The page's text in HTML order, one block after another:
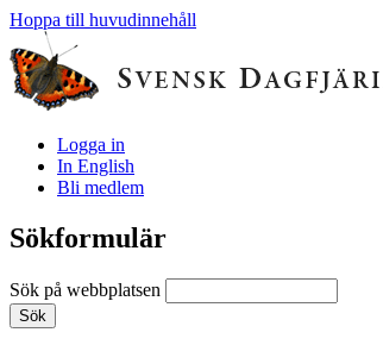
Hoppa till huvudinnehåll
Logga in
In English
Bli medlem
Sökformulär
Sök på webbplatsen